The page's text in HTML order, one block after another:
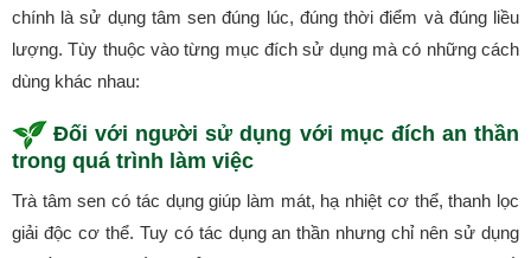
chính là sử dụng tâm sen đúng lúc, đúng thời điểm và đúng liều
lượng. Tùy thuộc vào từng mục đích sử dụng mà có những cách
dùng khác nhau:
Đối với người sử dụng với mục đích an thần
trong quá trình làm việc
Trà tâm sen có tác dụng giúp làm mát, hạ nhiệt cơ thể, thanh lọc
giải độc cơ thể. Tuy có tác dụng an thần nhưng chỉ nên sử dụng